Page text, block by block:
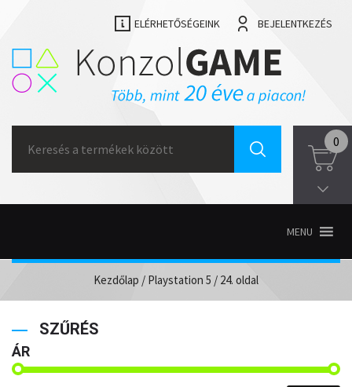
ELÉRHETŐSÉGEINK BEJELENTKEZÉS
for:
0
MENU
Kezdőlap / Playstation 5 / 24. oldal
SZŰRÉS
ÁR